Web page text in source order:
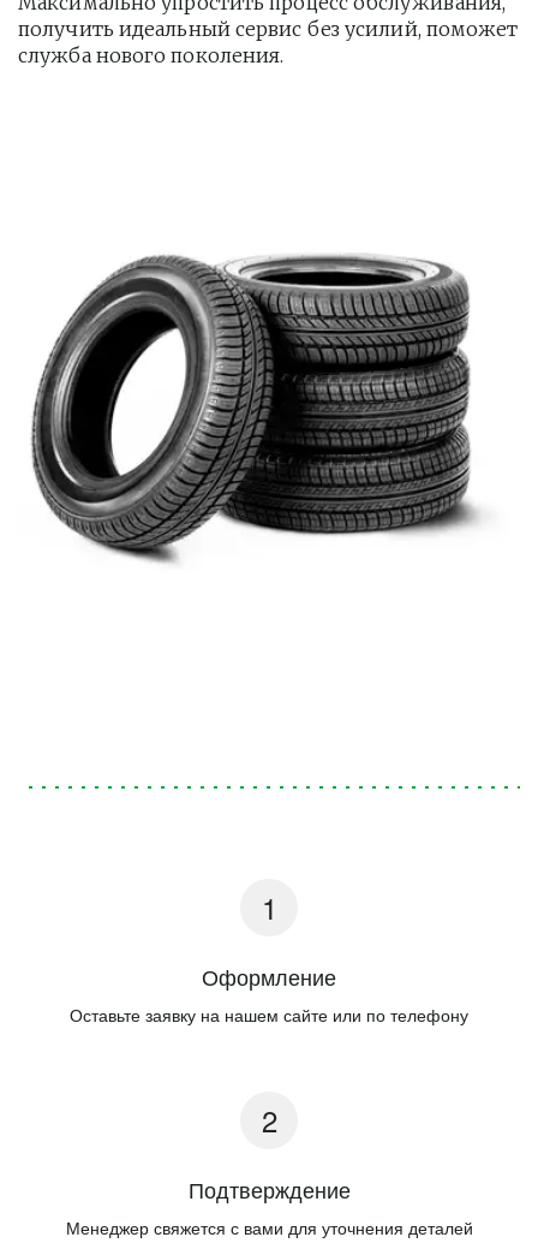
получить идеальный сервис без усилий, поможет
служба нового поколения.
Оформление
Оставьте заявку на нашем сайте или по телефону
Подтверждение
Менеджер свяжется с вами для уточнения деталей